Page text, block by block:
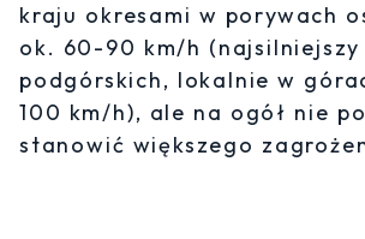
kraju okresami w porywach
ok. 60-90 km/h (najsilniejszy
podgórskich, lokalnie w
100 km/h), ale na ogół nie
stanowić większego